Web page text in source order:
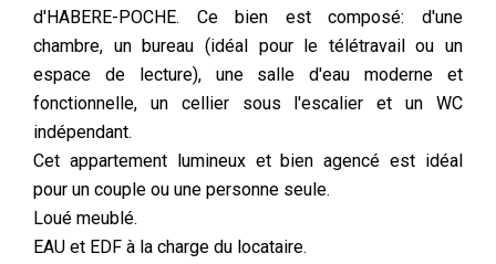
d'HABERE-POCHE. Ce bien est composé: d'une
chambre, un bureau (idéal pour le télétravail ou un
espace de lecture), une salle d'eau moderne et
fonctionnelle, un cellier sous l'escalier et un WC
indépendant.
Cet appartement lumineux et bien agencé est idéal
pour un couple ou une personne seule.
Loué meublé.
EAU et EDF à la charge du locataire.